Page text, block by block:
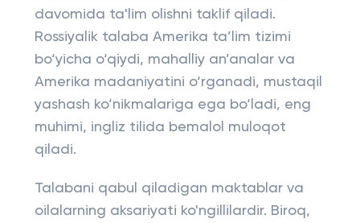
davomida ta'lim olishni taklif qiladi.
Rossiyalik talaba Amerika ta’lim tizimi
bo‘yicha o‘qiydi, mahalliy an’analar va
Amerika madaniyatini o‘rganadi, mustaqil
yashash ko‘nikmalariga ega bo‘ladi, eng
muhimi, ingliz tilida bemalol muloqot
qiladi.
Talabani qabul qiladigan maktablar va
oilalarning aksariyati ko'ngillilardir. Biroq,